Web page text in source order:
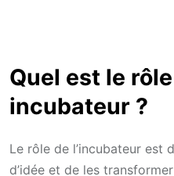
Quel est le rôle
incubateur ?
Le rôle de l’incubateur est
d’idée et de les